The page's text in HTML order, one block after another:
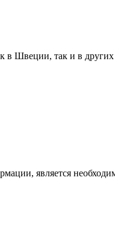
в Швеции, так и в других
является